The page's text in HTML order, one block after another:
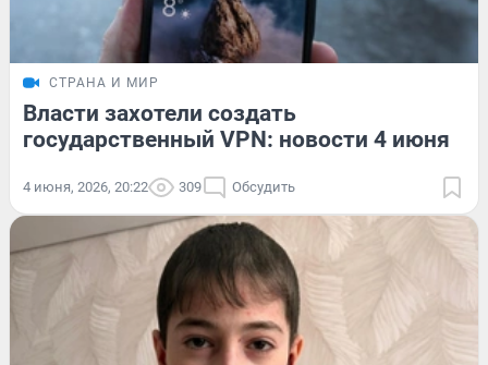
СТРАНА И МИР
Власти захотели создать
государственный VPN: новости 4 июня
4 июня, 2026, 20:22 309 Обсудить